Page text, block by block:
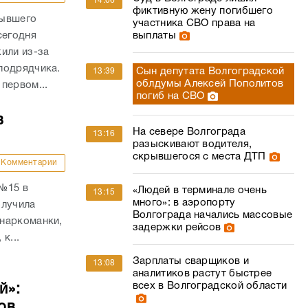
из-за
Комментарии
в
к...
фиктивную жену погибшего
участника СВО права на
выплаты
13:39
Сын депутата Волгоградской
облдумы Алексей Пополитов
погиб на СВО
13:16
На севере Волгограда
разыскивают водителя,
скрывшегося с места ДТП
13:15
«Людей в терминале очень
много»: в аэропорту
Волгограда начались массовые
задержки рейсов
13:08
Зарплаты сварщиков и
аналитиков растут быстрее
всех в Волгоградской области